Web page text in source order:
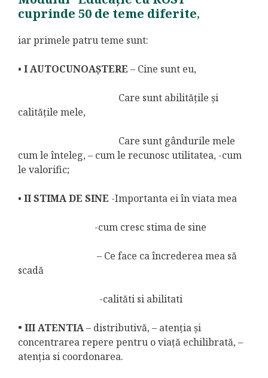
cuprinde 50 de teme diferite,
iar primele patru teme sunt:
• I AUTOCUNOAȘTERE – Cine sunt eu,
Care sunt abilitățile și
calitățile mele,
Care sunt gândurile mele
cum le înteleg, – cum le recunosc utilitatea, -cum
le valorific;
• II STIMA DE SINE -Importanta ei în viata mea
-cum cresc stima de sine
– Ce face ca încrederea mea să
scadă
-calităti si abilitati
• IIIATENTIA– distributivă, – atenția și
concentrarea repere pentru o viață echilibrată, –
atenția si coordonarea.